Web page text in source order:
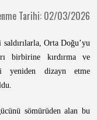
Tarihi: 02/03/2026
Orta Doğu’yu
birbirine kırdırma ve
yeniden dizayn etme
sömürüden alan bu